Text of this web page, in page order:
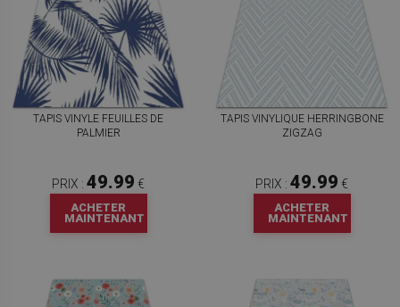
TAPIS VINYLE FEUILLES DE
PALMIER
PRIX : 49.99 €
ACHETER
MAINTENANT
TAPIS VINYLIQUE HERRINGBONE
ZIGZAG
PRIX : 49.99 €
ACHETER
MAINTENANT